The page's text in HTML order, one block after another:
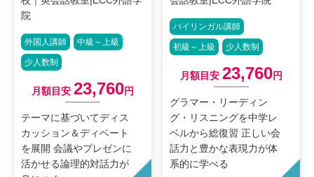
外国人講師 中級～上級
少人数制
月額目安 23,760円
テーマに基づいてディス
カッション＆ディベート
を展開 会議やプレゼンに
活かせる論理的対話力が
バイリンガル講師
初級～上級 少人数制
月額目安23,760円
グラマー・リーディン
グ・リスニングを中学レ
ベルから総復習 正しい会
話力と豊かな表現力が体
系的に学べる